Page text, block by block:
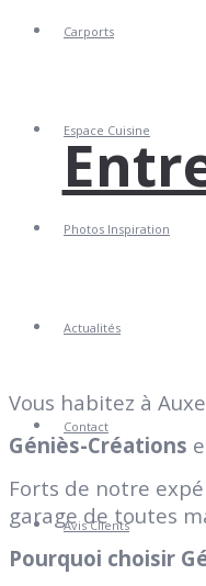
Carports
Espace Cuisine
Photos Inspiration
Actualités
Contact
Avis Clients
Vous habitez à
Géniès-Créations
Forts de notre
garage de toutes
Pourquoi choisir